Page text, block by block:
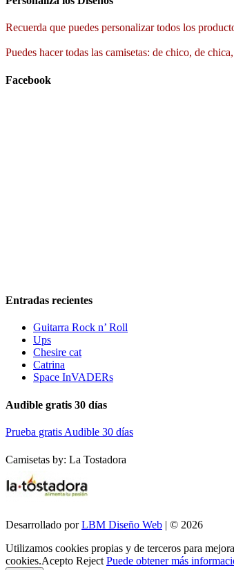
Recuerda que puedes personalizar todos los
Puedes hacer todas las camisetas: de chico, de
Facebook
Entradas recientes
Guitarra Rock n’ Roll
Ups
Chesire cat
Catrina
Space InVADERs
Audible gratis 30 días
Prueba gratis Audible 30 días
Camisetas by: La Tostadora
Desarrollado porLBM Diseño Web | © 2026
Utilizamos cookies propias y de terceros para
cookies.Acepto Reject Puede obtener más